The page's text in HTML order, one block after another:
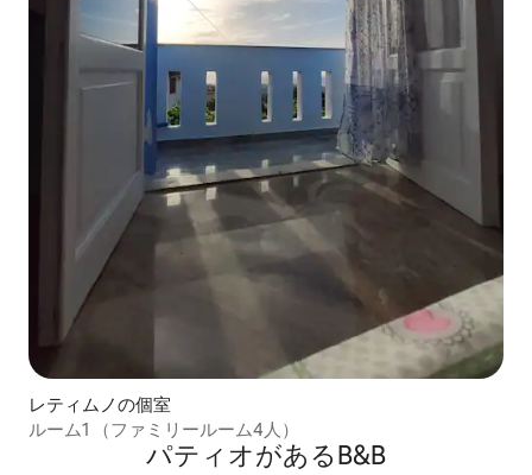
レティムノの個室
ルーム1 （ファミリールーム4人）
パティオがあるB&B